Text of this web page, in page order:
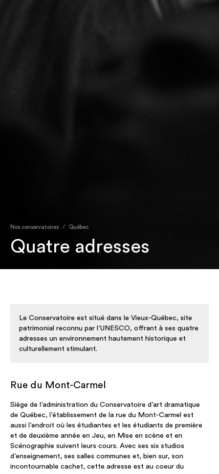
Nos conservatoires Québec
Quatre adresses
Le Conservatoire est situé dans le Vieux-Québec, site
patrimonial reconnu par l’UNESCO, offrant à ses quatre
adresses un environnement hautement historique et
culturellement stimulant.
Rue du Mont-Carmel
Siège de l’administration du Conservatoire d’art dramatique
de Québec, l’établissement de la rue du Mont-Carmel est
aussi l’endroit où les étudiantes et les étudiants de première
et de deuxième année en Jeu, en Mise en scène et en
Scénographie suivent leurs cours. Avec ses six studios
d’enseignement, ses salles communes et, bien sur, son
incontournable cachet, cette adresse est au coeur du